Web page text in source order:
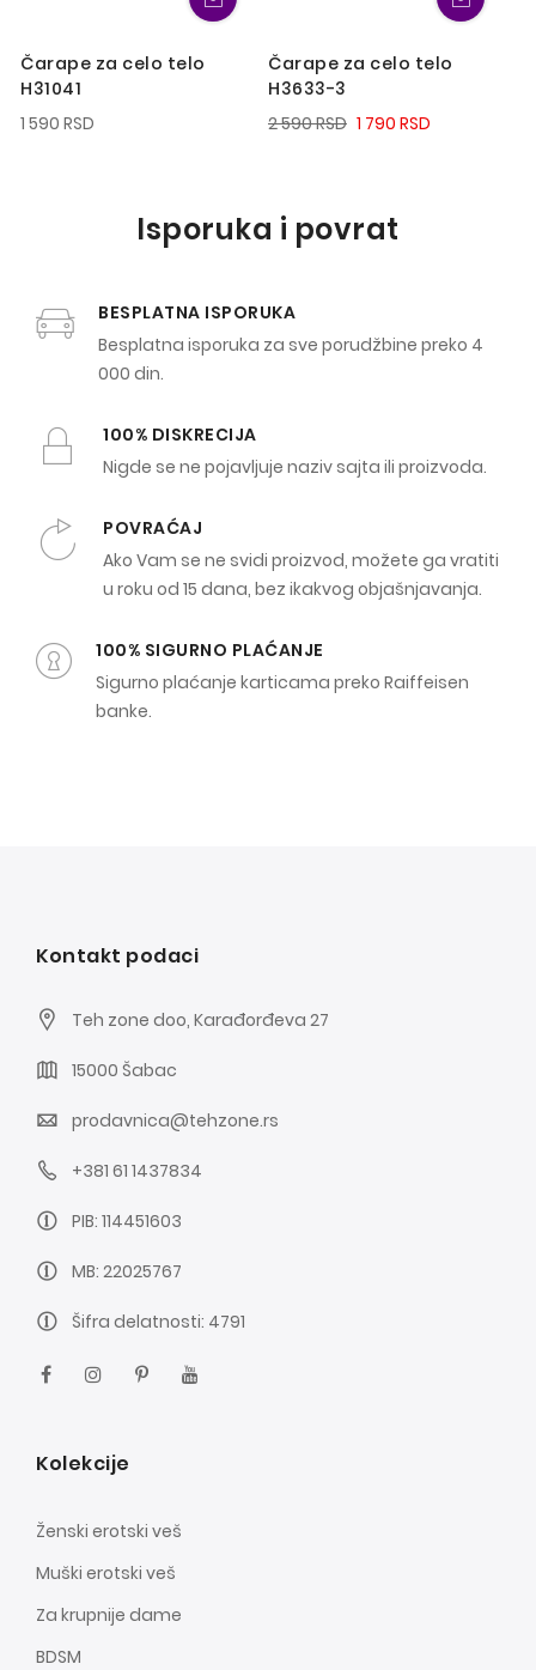
Čarape za celo telo
H31041
1 590 RSD
Čarape za celo telo
H3633-3
1 790 RSD
2 590 RSD
Isporuka i povrat
BESPLATNA ISPORUKA
Besplatna isporuka za sve porudžbine preko 4
000 din.
100% DISKRECIJA
Nigde se ne pojavljuje naziv sajta ili proizvoda.
POVRAĆAJ
Ako Vam se ne svidi proizvod, možete ga vratiti
u roku od 15 dana, bez ikakvog objašnjavanja.
100% SIGURNO PLAĆANJE
Sigurno plaćanje karticama preko Raiffeisen
banke.
Kontakt podaci
Teh zone doo, Karađorđeva 27
15000 Šabac
prodavnica@tehzone.rs
+381 61 1437834
PIB: 114451603
MB: 22025767
Šifra delatnosti: 4791
Kolekcije
Ženski erotski veš
Muški erotski veš
Za krupnije dame
BDSM